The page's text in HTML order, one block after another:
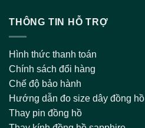
THÔNG TIN HỖ TRỢ
Hình thức thanh toán
Chính sách đổi hàng
Chế độ bảo hành
Hướng dẫn đo size dây đồng hồ
Thay pin đồng hồ